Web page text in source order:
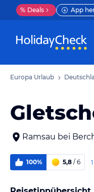
% Deals App
Europa Urlaub
Ramsau bei
100% 5,8 / 6